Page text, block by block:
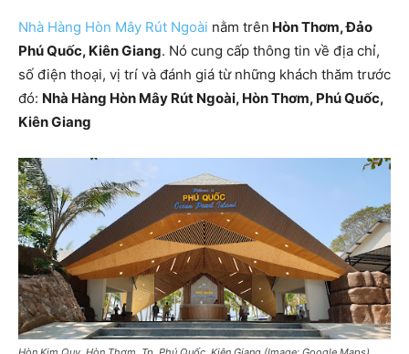
Nhà Hàng Hòn Mây Rút Ngoài nằm trên Hòn Thơm, Đảo
Phú Quốc, Kiên Giang. Nó cung cấp thông tin về địa chỉ,
số điện thoại, vị trí và đánh giá từ những khách thăm trước
đó: Nhà Hàng Hòn Mây Rút Ngoài, Hòn Thơm, Phú Quốc,
Kiên Giang